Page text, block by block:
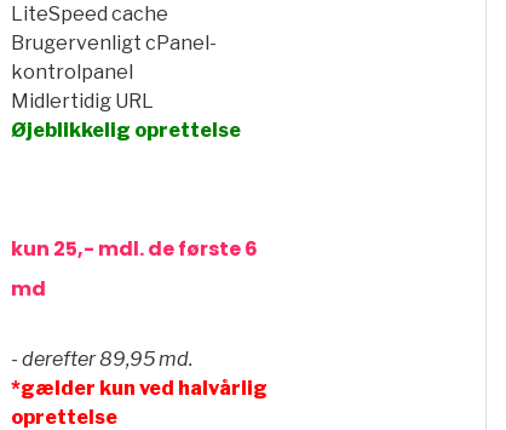
LiteSpeed cache
Brugervenligt cPanel-
kontrolpanel
Midlertidig URL
Øjeblikkelig oprettelse
kun 25,- mdl. de første 6
md
- derefter 89,95 md.
*gælder kun ved halvårlig
oprettelse